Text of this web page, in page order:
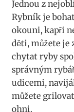
Jednou z
Rybník je
okouni, kapři
děti, můžete je
chytat ryby
správným
udicemi,
můžete
ohni.